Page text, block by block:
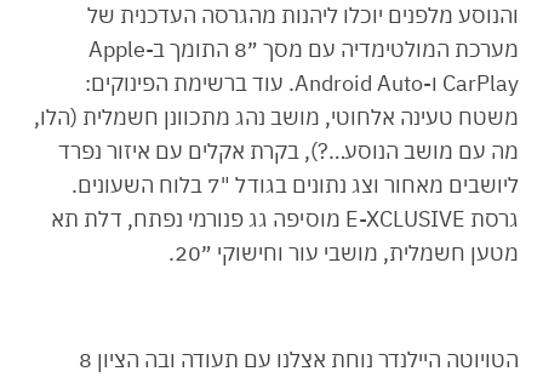
והנוסע מלפנים יוכלו ליהנות מהגרסה העדכנית של
מערכת המולטימדיה עם מסך ״8 התומך ב-Apple
CarPlay ו-Android Auto. עוד ברשימת הפינוקים:
משטח טעינה אלחוטי, מושב נהג מתכוונן חשמלית (הלו,
מה עם מושב הנוסע…?), בקרת אקלים עם איזור נפרד
ליושבים מאחור וצג נתונים בגודל "7 בלוח השעונים.
גרסת E-XCLUSIVE מוסיפה גג פנורמי נפתח, דלת תא
מטען חשמלית, מושבי עור וחישוקי ״20.
הטויוטה היילנדר נוחת אצלנו עם תעודה ובה הציון 8